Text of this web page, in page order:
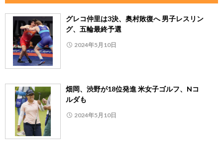
グレコ仲里は3決、奥村敗復へ 男子レスリン
グ、五輪最終予選
2024年5月10日
畑岡、渋野が18位発進 米女子ゴルフ、Nコ
ルダも
2024年5月10日